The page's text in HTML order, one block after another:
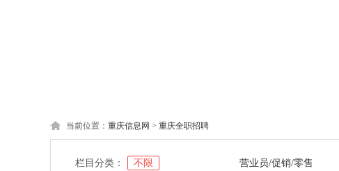
当前位置： 重庆信息网 > 重庆全职招聘
栏目分类： 不限 营业员/促销/零售